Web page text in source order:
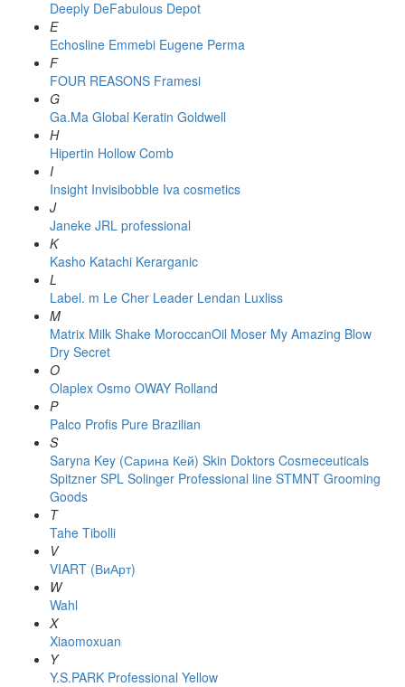
Deeply DeFabulous Depot
E
Echosline Emmebi Eugene Perma
F
FOUR REASONS Framesi
G
Ga.Ma Global Keratin Goldwell
H
Hipertin Hollow Comb
I
Insight Invisibobble Iva cosmetics
J
Janeke JRL professional
K
Kasho Katachi Kerarganic
L
Label. m Le Cher Leader Lendan Luxliss
M
Matrix Milk Shake MoroccanOil Moser My Amazing Blow
Dry Secret
O
Olaplex Osmo OWAY Rolland
P
Palco Profis Pure Brazilian
S
Saryna Key (Сарина Кей) Skin Doktors Cosmeceuticals
Spitzner SPL Solinger Professional line STMNT Grooming
Goods
T
Tahe Tibolli
V
VIART (ВиАрт)
W
Wahl
X
Xiaomoxuan
Y
Y.S.PARK Professional Yellow